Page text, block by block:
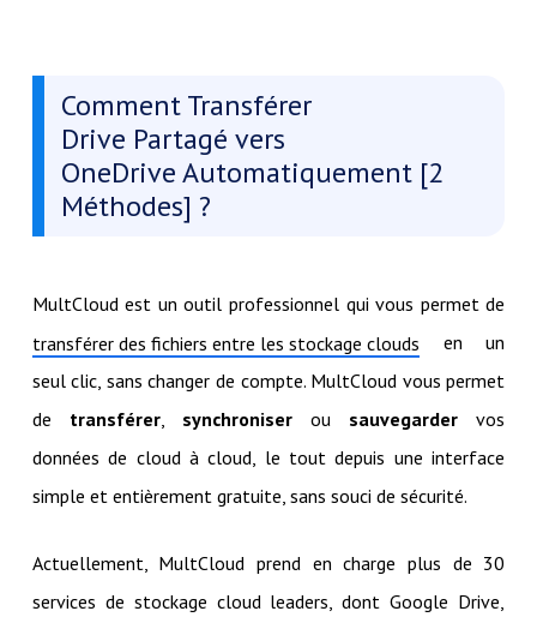
Comment Transférer
Drive Partagé vers
OneDrive Automatiquement [2
Méthodes] ?
MultCloud est un outil professionnel qui vous permet de
transférer des fichiers entre les stockage clouds en un
seul clic, sans changer de compte. MultCloud vous permet
de transférer, synchroniser ou sauvegarder vos
données de cloud à cloud, le tout depuis une interface
simple et entièrement gratuite, sans souci de sécurité.
Actuellement, MultCloud prend en charge plus de 30
services de stockage cloud leaders, dont Google Drive,